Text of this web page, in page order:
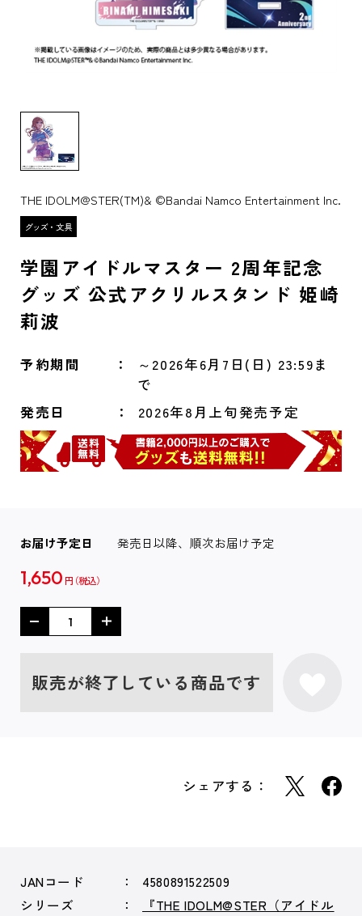
THE IDOLM@STER(TM)& ©Bandai Namco Entertainment Inc.
学園アイドルマスター 2周年記念
グッズ 公式アクリルスタンド 姫崎
莉波
予約期間
～2026年6月7日(日) 23:59ま
で
発売日
2026年8月上旬発売予定
お届け予定日 発売日以降、順次お届け予定
1,650 円
販売が終了している商品です
シェアする：
JANコード
4580891522509
シリーズ
『THE IDOLM@STER（アイドル